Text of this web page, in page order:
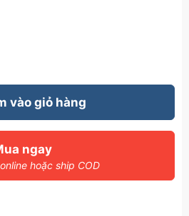
vào giỏ hàng
ngay
hoặc ship COD